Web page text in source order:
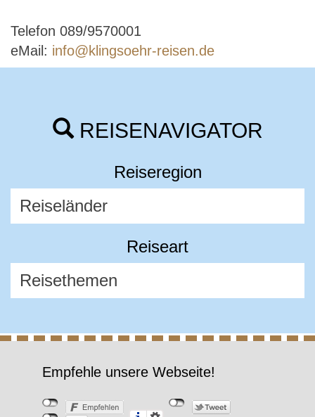
Telefon 089/9570001
eMail: info@klingsoehr-reisen.de
REISENAVIGATOR
Reiseregion
Reiseart
Empfehle unsere Webseite!